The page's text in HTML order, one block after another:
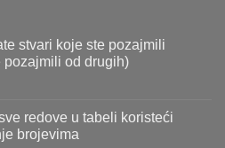
stvari koje ste pozajmili
pozajmili od drugih)
redove u tabeli koristeći
brojevima